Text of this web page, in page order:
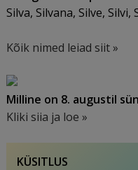
Silva, Silvana, Silve, Silvi,
Kõik nimed leiad siit »
Milline on 8. augustil
Kliki siia ja loe »
KÜSITLUS